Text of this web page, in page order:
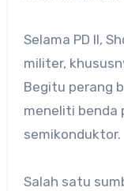
Selama PD II,
militer,
Begitu perang
meneliti benda
semikonduktor.
Salah satu